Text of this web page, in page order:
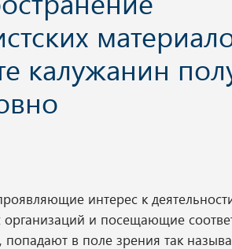
калужанин
интерес к
организаций и посещающие
попадают в поле зрения так